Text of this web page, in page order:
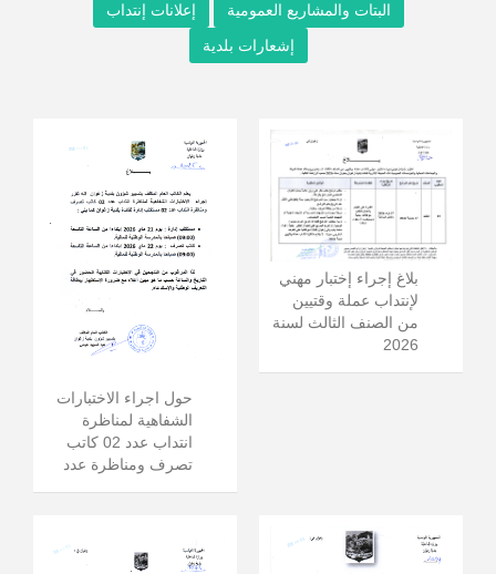
البتات والمشاريع العمومية
إعلانات إنتداب
إشعارات بلدية
بلاغ إجراء إختبار مهني
لإنتداب عملة وقتيين
من الصنف الثالث لسنة
2026
حول اجراء الاختبارات
الشفاهية لمناظرة
انتداب عدد 02 كاتب
تصرف ومناظرة عدد